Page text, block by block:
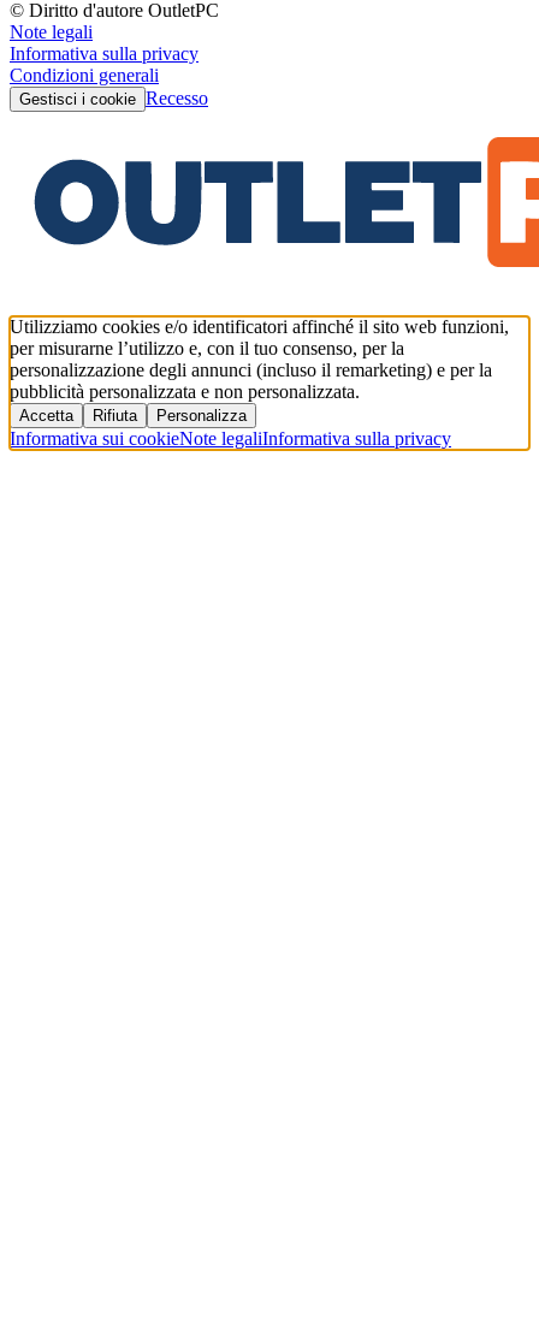
© Diritto d'autore OutletPC
Note legali
Informativa sulla privacy
Condizioni generali
Gestisci i cookie Recesso
Utilizziamo cookies e/o identificatori affinché il sito web funzioni,
per misurarne l’utilizzo e, con il tuo consenso, per la
personalizzazione degli annunci (incluso il remarketing) e per la
pubblicità personalizzata e non personalizzata.
Accetta Rifiuta Personalizza
Informativa sui cookieNote legaliInformativa sulla privacy